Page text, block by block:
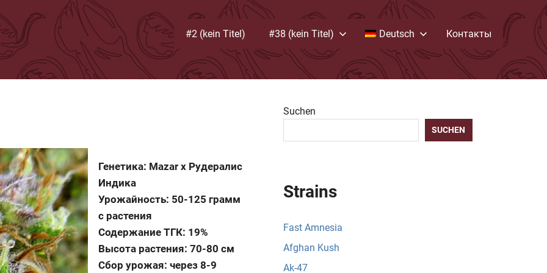
#2 (kein Titel) #38 (kein Titel) Deutsch Контакты
Генетика: Mazar x Рудералис
Индика
Урожайность: 50-125 грамм
с растения
Содержание ТГК: 19%
Высота растения: 70-80 см
Сбор урожая: через 8-9
Suchen
SUCHEN
Strains
Fast Amnesia
Afghan Kush
Ak-47